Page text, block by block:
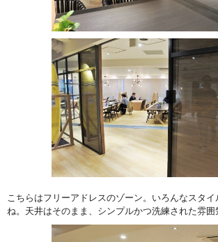
こちらはフリーアドレスのゾーン。いろんなスタ
ね。天井はそのまま、シンプルかつ洗練された雰囲